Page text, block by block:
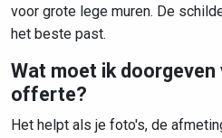
voor grote lege muren. De
het beste past.
Wat moet ik doorgeven
offerte?
Het helpt als je foto's, de